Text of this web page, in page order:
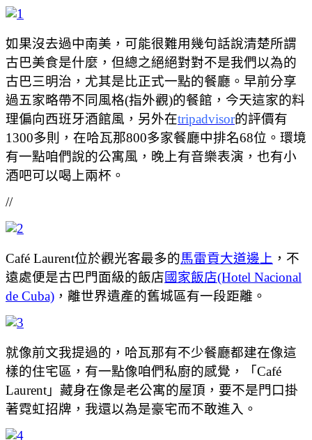
如果沒去過中南美，可能很難用幾句話說清楚所謂
古巴美食是什麼，但總之絕絕對對不是我們以為的
古巴三明治，尤其是比正式一點的餐廳。早前分享
過五家略帶不同風格(指外觀)的餐館，今天這家的料
理偏向西班牙酒館風，另外在tripadvisor的評價有
1300多則，在哈瓦那800多家餐廳中排名68位。環境
有一點咱們說的公寓風，晚上有音樂表演，也有小
酒吧可以喝上兩杯。
//
Café Laurent位於觀光客最多的馬雷貢大道邊上 ，不
遠處便是古巴門面級的飯店國家飯店(Hotel Nacional
de Cuba) ，離世界遺產的舊城區有一段距離。
就像前文我提過的，哈瓦那有不少餐廳都建在像這
樣的住宅區，有一點像咱們私廚的感覺，「Café
Laurent」藏身在像是老公寓的屋頂，要不是門口掛
著霓虹招牌，我還以為是豪宅而不敢進入。